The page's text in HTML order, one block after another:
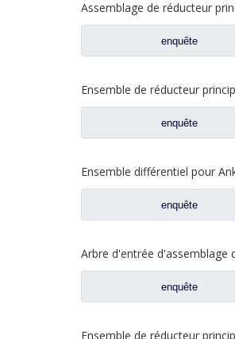
enquête
enquête
enquête
enquête